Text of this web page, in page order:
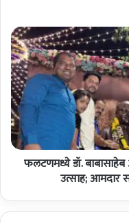
लू
न
दि
ला
प्र
ग
ल्भ
रा
ज
चा
फ
ल
ट
ण
म
ध्ये
डॉ
.
बा
ब
फलटणमध्ये डॉ.
उत्साह; आमदार